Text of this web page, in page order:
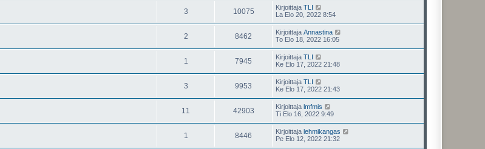
3 10075 Kirjoittaja TLI
La Elo 20, 2022 8:54
2 8462 Kirjoittaja Annastina
To Elo 18, 2022 16:05
1 7945 Kirjoittaja TLI
Ke Elo 17, 2022 21:48
3 9953 Kirjoittaja TLI
Ke Elo 17, 2022 21:43
11 42903 Kirjoittaja lmfmis
Ti Elo 16, 2022 9:49
1 8446 Kirjoittaja lehmikangas
Pe Elo 12, 2022 21:32